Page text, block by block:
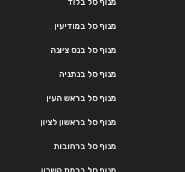
מנוף סל במודיעין
מנוף סל בנס ציונה
מנוף סל בנתניה
מנוף סל בראש העין
מנוף סל בראשון לציון
מנוף סל ברחובות